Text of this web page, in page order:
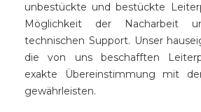
unbestückte und bestückte
Möglichkeit der Nacharbeit
technischen Support. Unser
die von uns beschafften
exakte Übereinstimmung mit
gewährleisten.